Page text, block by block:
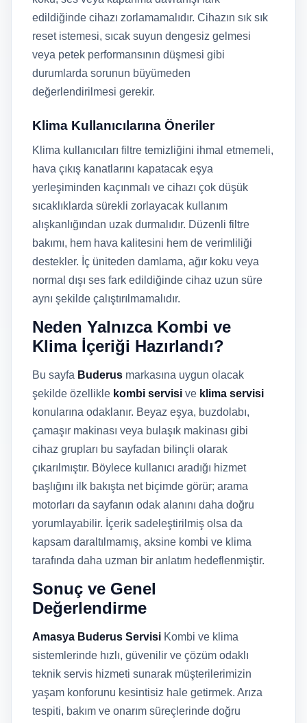
edildiğinde cihazı zorlamamalıdır. Cihazın sık sık
reset istemesi, sıcak suyun dengesiz gelmesi
veya petek performansının düşmesi gibi
durumlarda sorunun büyümeden
değerlendirilmesi gerekir.
Klima Kullanıcılarına Öneriler
Klima kullanıcıları filtre temizliğini ihmal etmemeli,
hava çıkış kanatlarını kapatacak eşya
yerleşiminden kaçınmalı ve cihazı çok düşük
sıcaklıklarda sürekli zorlayacak kullanım
alışkanlığından uzak durmalıdır. Düzenli filtre
bakımı, hem hava kalitesini hem de verimliliği
destekler. İç üniteden damlama, ağır koku veya
normal dışı ses fark edildiğinde cihaz uzun süre
aynı şekilde çalıştırılmamalıdır.
Neden Yalnızca Kombi ve
Klima İçeriği Hazırlandı?
Bu sayfa Buderus markasına uygun olacak
şekilde özellikle kombi servisi ve klima servisi
konularına odaklanır. Beyaz eşya, buzdolabı,
çamaşır makinası veya bulaşık makinası gibi
cihaz grupları bu sayfadan bilinçli olarak
çıkarılmıştır. Böylece kullanıcı aradığı hizmet
başlığını ilk bakışta net biçimde görür; arama
motorları da sayfanın odak alanını daha doğru
yorumlayabilir. İçerik sadeleştirilmiş olsa da
kapsam daraltılmamış, aksine kombi ve klima
tarafında daha uzman bir anlatım hedeflenmiştir.
Sonuç ve Genel
Değerlendirme
Amasya Buderus Servisi Kombi ve klima
sistemlerinde hızlı, güvenilir ve çözüm odaklı
teknik servis hizmeti sunarak müşterilerimizin
yaşam konforunu kesintisiz hale getirmek. Arıza
tespiti, bakım ve onarım süreçlerinde doğru